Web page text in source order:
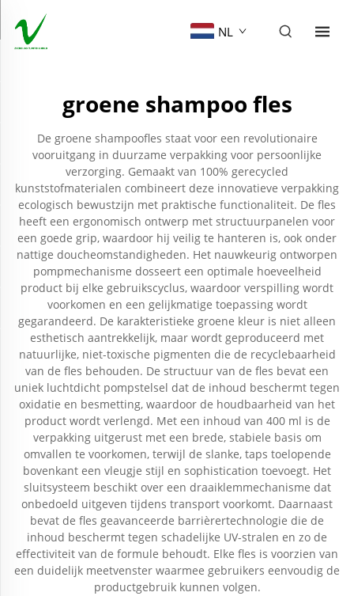
NL
groene shampoo fles
De groene shampoofles staat voor een revolutionaire
vooruitgang in duurzame verpakking voor persoonlijke
verzorging. Gemaakt van 100% gerecycled
kunststofmaterialen combineert deze innovatieve verpakking
ecologisch bewustzijn met praktische functionaliteit. De fles
heeft een ergonomisch ontwerp met structuurpanelen voor
een goede grip, waardoor hij veilig te hanteren is, ook onder
nattige doucheomstandigheden. Het nauwkeurig ontworpen
pompmechanisme dosseert een optimale hoeveelheid
product bij elke gebruikscyclus, waardoor verspilling wordt
voorkomen en een gelijkmatige toepassing wordt
gegarandeerd. De karakteristieke groene kleur is niet alleen
esthetisch aantrekkelijk, maar wordt geproduceerd met
natuurlijke, niet-toxische pigmenten die de recyclebaarheid
van de fles behouden. De structuur van de fles bevat een
uniek luchtdicht pompstelsel dat de inhoud beschermt tegen
oxidatie en besmetting, waardoor de houdbaarheid van het
product wordt verlengd. Met een inhoud van 400 ml is de
verpakking uitgerust met een brede, stabiele basis om
omvallen te voorkomen, terwijl de slanke, taps toelopende
bovenkant een vleugje stijl en sophistication toevoegt. Het
sluitsysteem beschikt over een draaiklemmechanisme dat
onbedoeld uitgeven tijdens transport voorkomt. Daarnaast
bevat de fles geavanceerde barrièrertechnologie die de
inhoud beschermt tegen schadelijke UV-stralen en zo de
effectiviteit van de formule behoudt. Elke fles is voorzien van
een duidelijk meetvenster waarmee gebruikers eenvoudig de
productgebruik kunnen volgen.